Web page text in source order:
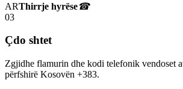
ARThirrje hyrëse☎
03
Çdo shtet
Zgjidhe flamurin dhe kodi telefonik vendoset
përfshirë Kosovën +383.